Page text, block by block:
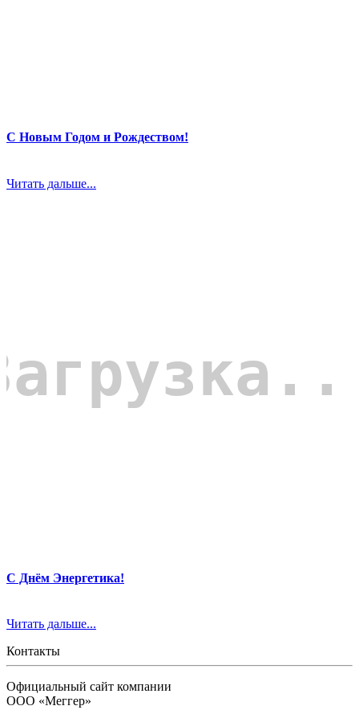
С Новым Годом и Рождеством!
Читать дальше...
С Днём Энергетика!
Читать дальше...
Контакты
Официальный сайт компании
ООО «Меггер»